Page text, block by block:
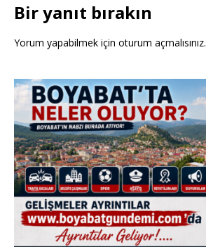
Bir yanıt bırakın
Yorum yapabilmek için oturum açmalısınız.